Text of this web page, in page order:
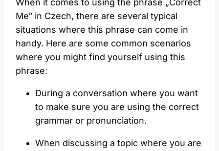
When it comes to using the phrase „Correct
Me“ in Czech, there are several typical
situations where this phrase can come in
handy. Here are some common scenarios
where you might find yourself using this
phrase:
During a conversation where you want
to make sure you are using the correct
grammar or pronunciation.
When discussing a topic where you are